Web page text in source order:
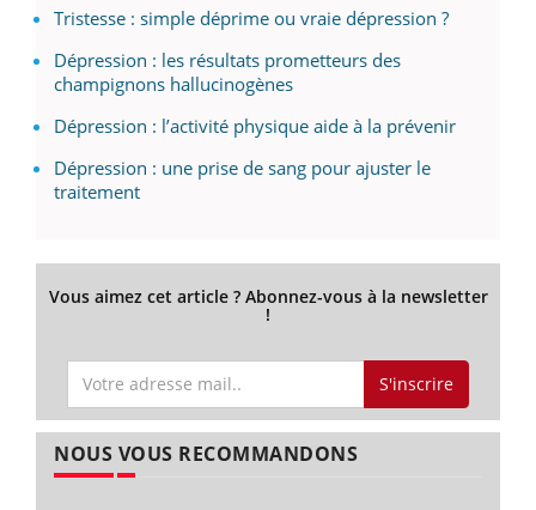
Tristesse : simple déprime ou vraie dépression ?
Dépression : les résultats prometteurs des
champignons hallucinogènes
Dépression : l’activité physique aide à la prévenir
Dépression : une prise de sang pour ajuster le
traitement
Vous aimez cet article ? Abonnez-vous à la newsletter
!
S'inscrire
NOUS VOUS RECOMMANDONS